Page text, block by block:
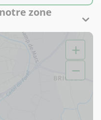
zone
+
−